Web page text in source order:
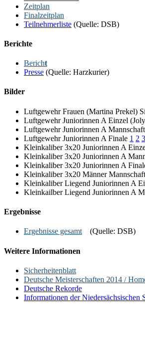
Zeitplan
Finalzeitplan
Teilnehmerliste (Quelle: DSB)
Berichte
Bericht
Presse (Quelle: Harzkurier)
Bilder
Luftgewehr Frauen (Martina Prekel)
Luftgewehr Juniorinnen A Einzel
Luftgewehr Juniorinnen A
Luftgewehr Juniorinnen A Finale 1 2 3
Kleinkaliber 3x20 Juniorinnen A
Kleinkaliber 3x20 Juniorinnen A
Kleinkaliber 3x20 Juniorinnen A
Kleinkaliber 3x20 Männer
Kleinkaliber Liegend Juniorinnen A
Kleinkailber Liegend Juniorinnen A
Ergebnisse
Ergebnisse gesamt (Quelle: DSB)
Weitere Informationen
Sicherheitenblatt
Deutsche Meisterschaften 2014 /
Deutsche Rekorde
Informationen der Niedersächsischen